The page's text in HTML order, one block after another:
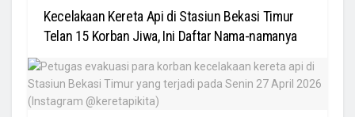
Kecelakaan Kereta Api di Stasiun Bekasi Timur
Telan 15 Korban Jiwa, Ini Daftar Nama-namanya